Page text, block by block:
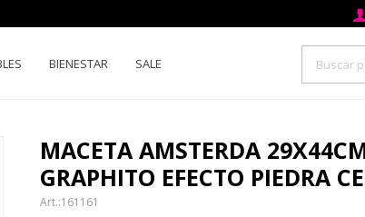
BIENESTAR SALE
MACETA AMSTERDA
GRAPHITO EFECTO PIEDRA
161161